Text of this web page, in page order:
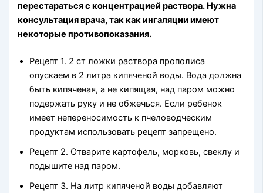
перестараться с концентрацией раствора. Нужна
консультация врача, так как ингаляции имеют
некоторые противопоказания.
Рецепт 1. 2 ст ложки раствора прополиса
опускаем в 2 литра кипяченой воды. Вода должна
быть кипяченая, а не кипящая, над паром можно
подержать руку и не обжечься. Если ребенок
имеет непереносимость к пчеловодческим
продуктам использовать рецепт запрещено.
Рецепт 2. Отварите картофель, морковь, свеклу и
подышите над паром.
Рецепт 3. На литр кипяченой воды добавляют